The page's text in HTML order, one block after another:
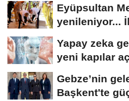
Eyüpsultan
yenileniyor...
Yapay zeka
yeni kapılar
Gebze’nin
Başkent'te